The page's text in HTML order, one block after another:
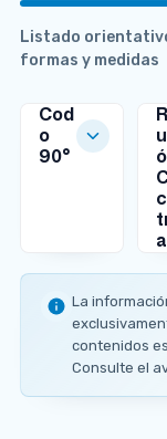
Listado
formas y medidas
Cod
o
90°
Ø
7
Ø
e
4
.
3
Ø
e
8
.
9
2
9
.
1
m
a
La
contenidos
Consulte el